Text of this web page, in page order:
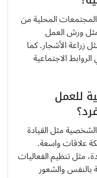
المحلية من
مثل ورش العمل
زراعة الأشجار. كما
الاجتماعية
للعمل
مثل القيادة
علاقات واسعة.
مثل تنظيم الفعاليات
بالنفس والشعور